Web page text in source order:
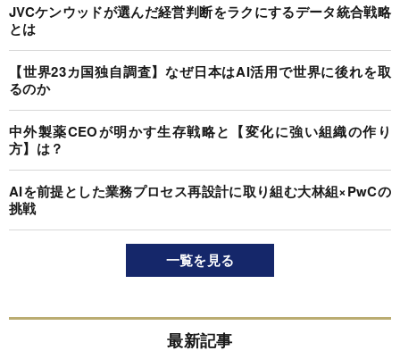
JVCケンウッドが選んだ経営判断をラクにするデータ統合戦略
とは
【世界23カ国独自調査】なぜ日本はAI活用で世界に後れを取
るのか
中外製薬CEOが明かす生存戦略と【変化に強い組織の作り
方】は？
AIを前提とした業務プロセス再設計に取り組む大林組×PwCの
挑戦
一覧を見る
最新記事